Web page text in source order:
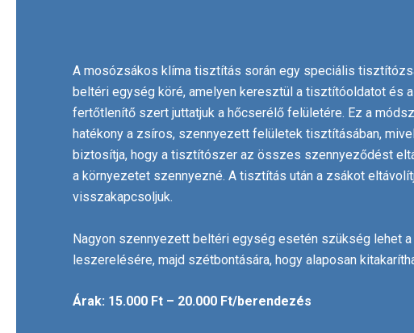
A mosózsákos klíma tisztítás során egy speciális
beltéri egység köré, amelyen keresztül a tisztítóoldatot és
fertőtlenítő szert juttatjuk a hőcserélő felületére. Ez a
hatékony a zsíros, szennyezett felületek tisztításában,
biztosítja, hogy a tisztítószer az összes szennyeződést
a környezetet szennyezné. A tisztítás után a zsákot
visszakapcsoljuk.
Nagyon szennyezett beltéri egység esetén szükség lehet
leszerelésére, majd szétbontására, hogy alaposan
Árak: 15.000 Ft – 20.000 Ft/berendezés